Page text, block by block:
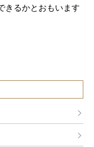
きるかとおもいます